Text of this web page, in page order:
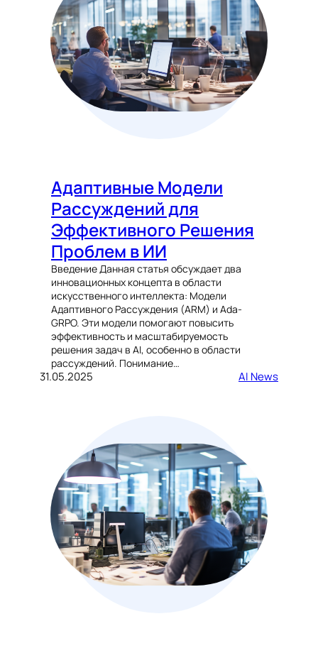
Адаптивные Модели
Рассуждений для
Эффективного Решения
Проблем в ИИ
Введение Данная статья обсуждает два
инновационных концепта в области
искусственного интеллекта: Модели
Адаптивного Рассуждения (ARM) и Ada-
GRPO. Эти модели помогают повысить
эффективность и масштабируемость
решения задач в AI, особенно в области
рассуждений. Понимание…
31.05.2025 AI News